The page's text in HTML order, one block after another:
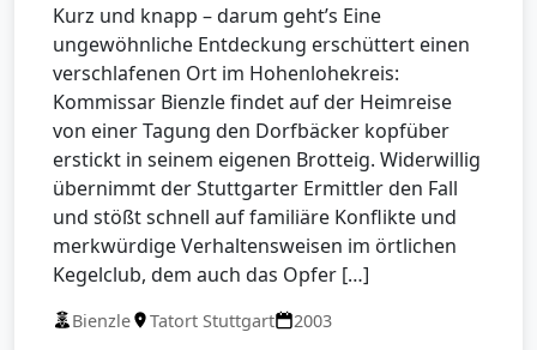
Kurz und knapp – darum geht’s Eine
ungewöhnliche Entdeckung erschüttert einen
verschlafenen Ort im Hohenlohekreis:
Kommissar Bienzle findet auf der Heimreise
von einer Tagung den Dorfbäcker kopfüber
erstickt in seinem eigenen Brotteig. Widerwillig
übernimmt der Stuttgarter Ermittler den Fall
und stößt schnell auf familiäre Konflikte und
merkwürdige Verhaltensweisen im örtlichen
Kegelclub, dem auch das Opfer […]
Bienzle Tatort Stuttgart 2003